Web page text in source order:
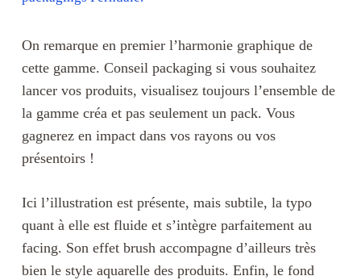
On remarque en premier l’harmonie graphique de
cette gamme. Conseil packaging si vous souhaitez
lancer vos produits, visualisez toujours l’ensemble de
la gamme créa et pas seulement un pack. Vous
gagnerez en impact dans vos rayons ou vos
présentoirs !
Ici l’illustration est présente, mais subtile, la typo
quant à elle est fluide et s’intègre parfaitement au
facing. Son effet brush accompagne d’ailleurs très
bien le style aquarelle des produits. Enfin, le fond